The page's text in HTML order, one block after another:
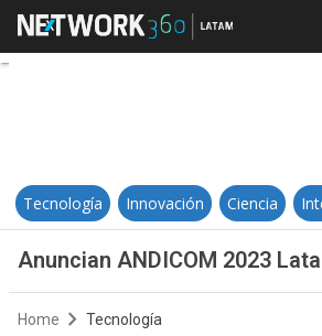
Anuncian
Tecnología Innovación Ciencia
Anuncian ANDICOM 2023
Home Tecnología